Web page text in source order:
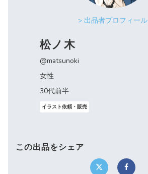
> 出品者プロフィール
松ノ木
@matsunoki
女性
30代前半
イラスト依頼・販売
この出品をシェア